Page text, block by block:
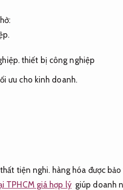
thiết bị công nghiệp
ưu cho kinh doanh.
tiện nghi. hàng hóa được
TPHCM giá hợp lý giúp doanh